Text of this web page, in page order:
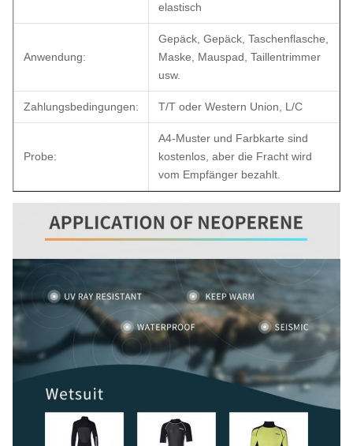
elastisch
Anwendung:
Gepäck, Gepäck, Taschenflasche,
Maske, Mauspad, Taillentrimmer
usw.
Zahlungsbedingungen: T/T oder Western Union, L/C
Probe:
A4-Muster und Farbkarte sind
kostenlos, aber die Fracht wird
vom Empfänger bezahlt.